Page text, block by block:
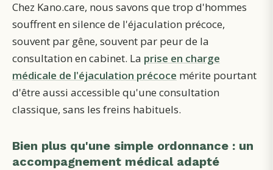
Chez Kano.care, nous savons que trop d'hommes
souffrent en silence de l'éjaculation précoce,
souvent par gêne, souvent par peur de la
consultation en cabinet. La prise en charge
médicale de l'éjaculation précoce mérite pourtant
d'être aussi accessible qu'une consultation
classique, sans les freins habituels.
Bien plus qu'une simple ordonnance : un
accompagnement médical adapté